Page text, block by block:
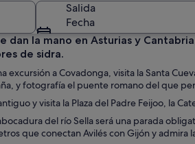
Un edificio histórico con una cúpula y
Salida
Fecha
dan la mano en Asturias y
de sidra.
excursión a Covadonga, visita la Santa
y fotografía el puente romano del que
y visita la Plaza del Padre Feijoo, la
del río Sella será una parada
que conectan Avilés con Gijón y admira